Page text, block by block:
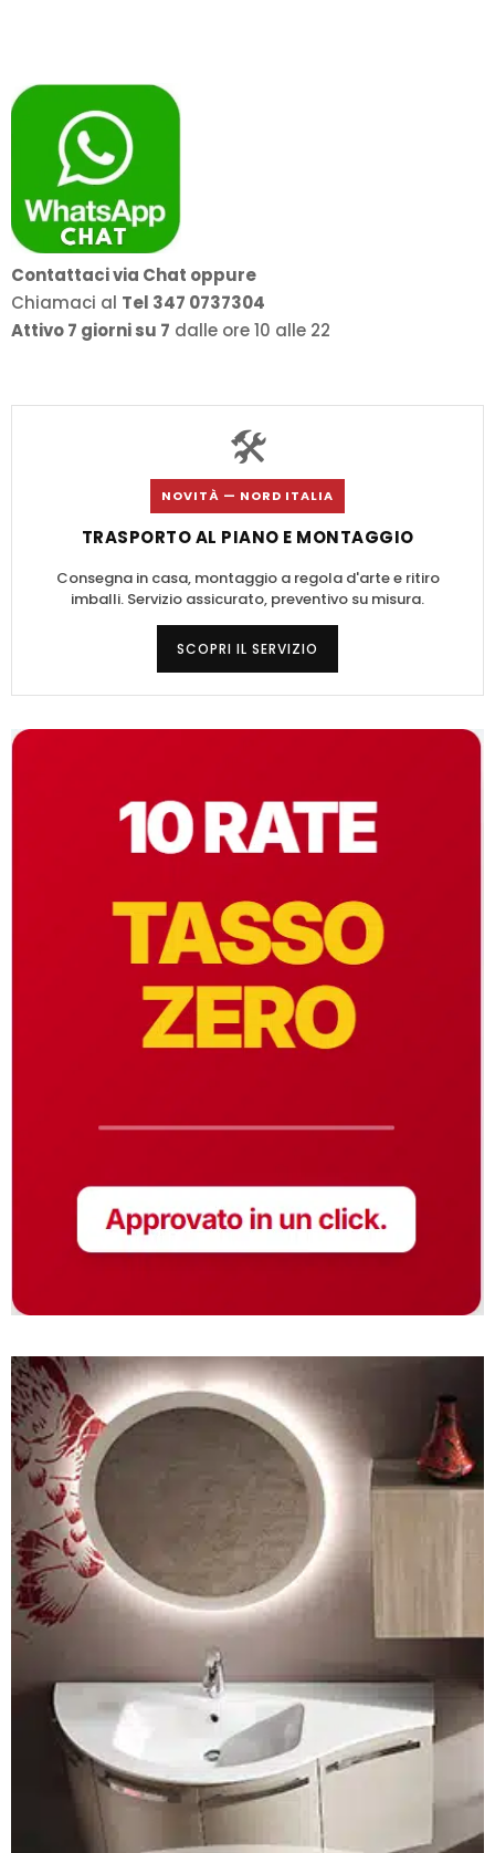
Contattaci via Chat oppure
Chiamaci al Tel 347 0737304
Attivo 7 giorni su 7 dalle ore 10 alle 22
🛠️
NOVITÀ — NORD ITALIA
TRASPORTO AL PIANO E MONTAGGIO
Consegna in casa, montaggio a regola d'arte e ritiro
imballi. Servizio assicurato, preventivo su misura.
SCOPRI IL SERVIZIO